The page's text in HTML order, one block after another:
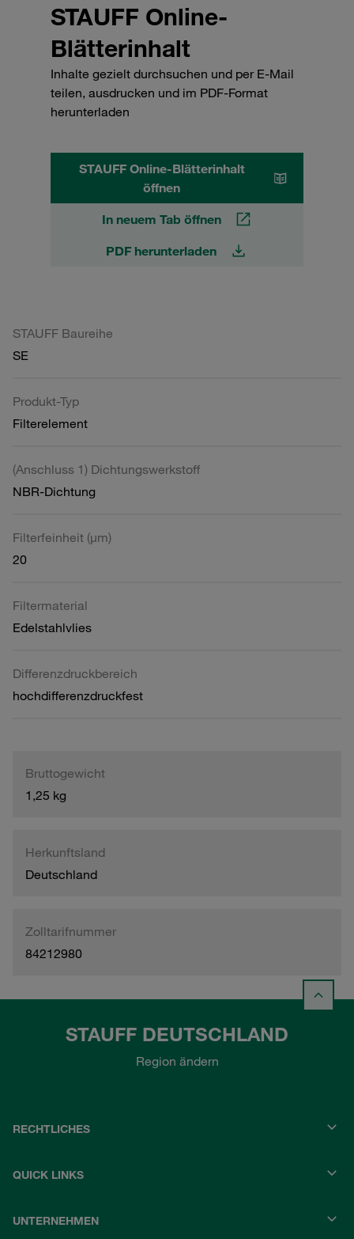
STAUFF Online-
Blätterinhalt
Inhalte gezielt durchsuchen und per E-Mail
teilen, ausdrucken und im PDF-Format
herunterladen
STAUFF Online-Blätterinhalt
öffnen
In neuem Tab öffnen
PDF herunterladen
STAUFF Baureihe
SE
Produkt-Typ
Filterelement
(Anschluss 1) Dichtungswerkstoff
NBR-Dichtung
Filterfeinheit (µm)
20
Filtermaterial
Edelstahlvlies
Differenzdruckbereich
hochdifferenzdruckfest
Bruttogewicht
1,25 kg
Herkunftsland
Deutschland
Zolltarifnummer
84212980
STAUFF DEUTSCHLAND
Region ändern
RECHTLICHES
QUICK LINKS
UNTERNEHMEN